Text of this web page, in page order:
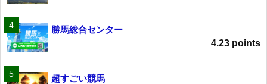
勝馬総合センター
4.23 points
超すごい競馬